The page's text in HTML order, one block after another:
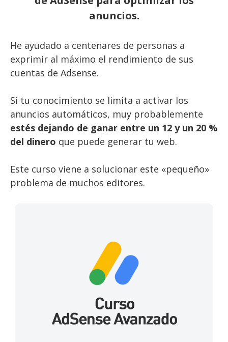
anuncios.
He ayudado a centenares de personas a
exprimir al máximo el rendimiento de sus
cuentas de Adsense.
Si tu conocimiento se limita a activar los
anuncios automáticos, muy probablemente
estés dejando de ganar entre un 12 y un 20 %
del dinero que puede generar tu web.
Este curso viene a solucionar este «pequeño»
problema de muchos editores.